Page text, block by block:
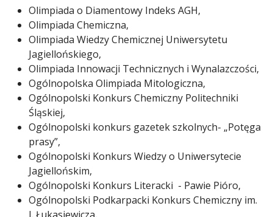
Olimpiada o Diamentowy Indeks AGH,
Olimpiada Chemiczna,
Olimpiada Wiedzy Chemicznej Uniwersytetu
Jagiellońskiego,
Olimpiada Innowacji Technicznych i Wynalazczości,
Ogólnopolska Olimpiada Mitologiczna,
Ogólnopolski Konkurs Chemiczny Politechniki
Śląskiej,
Ogólnopolski konkurs gazetek szkolnych- „Potęga
prasy”,
Ogólnopolski Konkurs Wiedzy o Uniwersytecie
Jagiellońskim,
Ogólnopolski Konkurs Literacki - Pawie Pióro,
Ogólnopolski Podkarpacki Konkurs Chemiczny im.
I. Łukasiewicza,